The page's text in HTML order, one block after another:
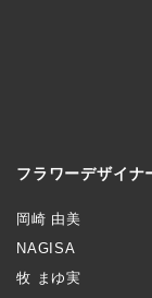
フラワーデザイナ
岡崎 由美
NAGISA
牧 まゆ実